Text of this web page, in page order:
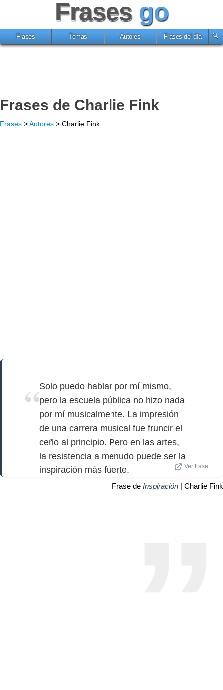
Frases go
Frases Temas Autores Frases del día
Frases de Charlie Fink
Frases >Autores > Charlie Fink
Solo puedo hablar por mí mismo,
pero la escuela pública no hizo nada
por mí musicalmente. La impresión
de una carrera musical fue fruncir el
ceño al principio. Pero en las artes,
la resistencia a menudo puede ser la
inspiración más fuerte.
Ver frase
Frase de Inspiración | Charlie Fink